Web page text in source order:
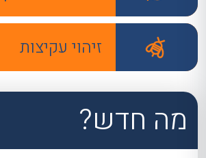
זיהוי עקיצות
מה חדש?